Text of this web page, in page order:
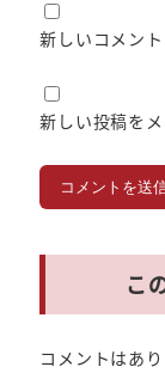
新しいコメン
新しい投稿を
こ
コメントはあり